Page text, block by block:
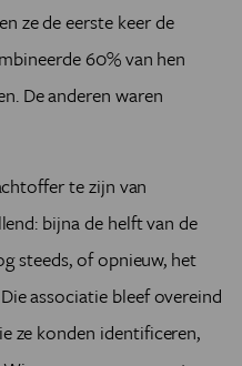
ze de eerste keer de
60% van hen
De anderen waren
te zijn van
bijna de helft van de
steeds, of opnieuw, het
associatie bleef overeind
ze konden identificeren,